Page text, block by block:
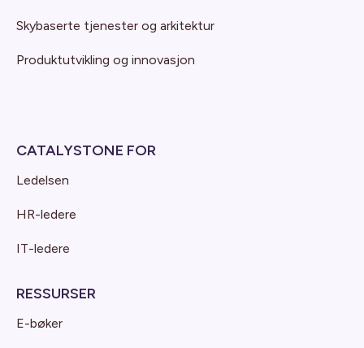
Skybaserte tjenester og arkitektur
Produktutvikling og innovasjon
CATALYSTONE FOR
Ledelsen
HR-ledere
IT-ledere
RESSURSER
E-bøker